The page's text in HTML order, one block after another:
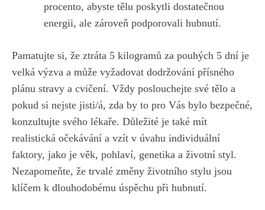
procento, abyste tělu poskytli dostatečnou
energii,⁣ ale zároveň podporovali⁢ hubnutí.
Pamatujte si, že ztráta​ 5 kilogramů za pouhých 5 dní je​
velká výzva‍ a může ‌vyžadovat dodržování přísného
plánu⁤ stravy a cvičení. Vždy ‍poslouchejte své tělo a
pokud si nejste jisti/á, ​zda‍ by to pro ⁣Vás bylo⁢ bezpečné,
konzultujte svého lékaře. ⁢Důležité je také mít
realistická očekávání a vzít⁤ v úvahu ‌individuální
faktory, jako ‍je věk, ​pohlaví, genetika a životní styl.
Nezapomeňte, že trvalé změny​ životního stylu jsou
klíčem k dlouhodobému ​úspěchu při⁣ hubnutí.